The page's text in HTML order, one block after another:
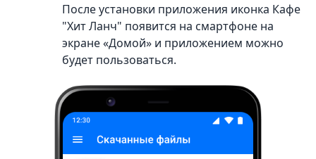
После установки приложения иконка Кафе
"Хит Ланч" появится на смартфоне на
экране «Домой» и приложением можно
будет пользоваться.